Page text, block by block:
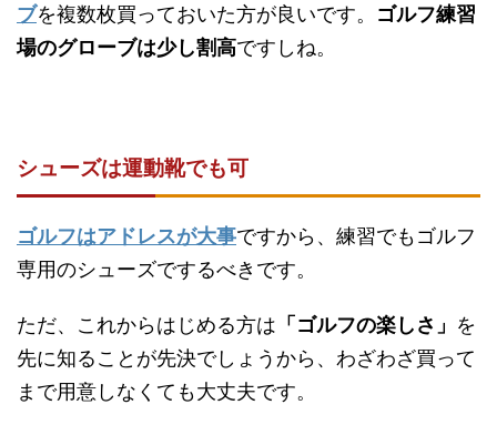
ブを複数枚買っておいた方が良いです。 ゴルフ練習
場のグローブは少し割高ですしね。
シューズは運動靴でも可
ゴルフはアドレスが大事ですから、練習でもゴルフ
専用のシューズでするべきです。
ただ、これからはじめる方は 「ゴルフの楽しさ」 を
先に知ることが先決でしょうから、わざわざ買って
まで用意しなくても大丈夫です。